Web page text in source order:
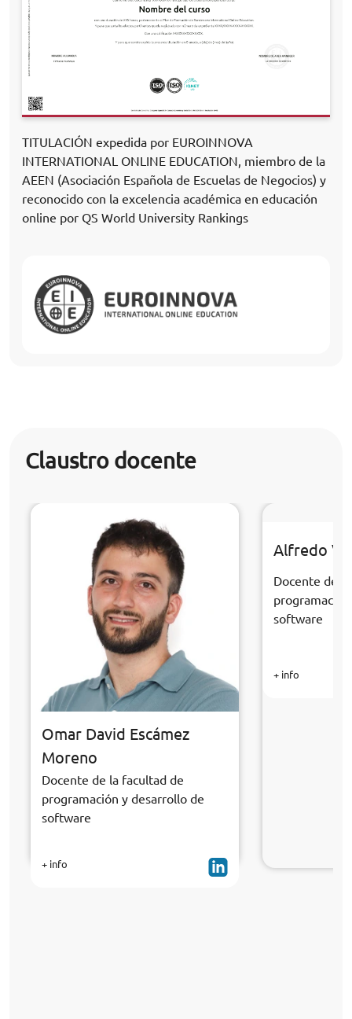
TITULACIÓN expedida por EUROINNOVA
INTERNATIONAL ONLINE EDUCATION, miembro de la
AEEN (Asociación Española de Escuelas de Negocios) y
reconocido con la excelencia académica en educación
online por QS World University Rankings
Claustro docente
Omar David Escámez
Moreno
Docente de la facultad de
programación y desarrollo de
software
+ info
Alfredo
Docente de
software
+ info